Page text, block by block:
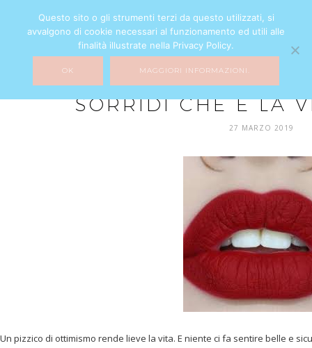
SORRIDI CHE È LA
27 MARZO 2019
Un pizzico di ottimismo rende lieve la vita. E niente ci fa sentire belle e
Questo sito o gli strumenti terzi da questo utilizzati, si
avvalgono di cookie necessari al funzionamento ed utili alle
finalità illustrate nella Privacy Policy.
OK MAGGIORI INFORMAZIONI.